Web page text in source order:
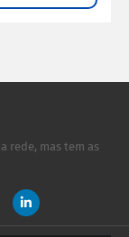
rede, mas tem as